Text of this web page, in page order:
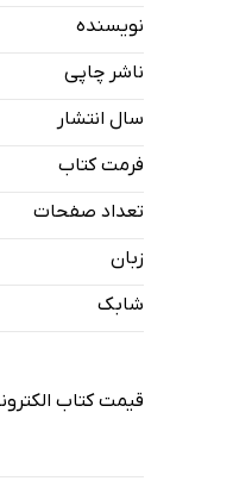
نویسنده
ناشر چاپی
سال انتشار
فرمت کتاب
تعداد صفحات
زبان
شابک
قیمت کتاب